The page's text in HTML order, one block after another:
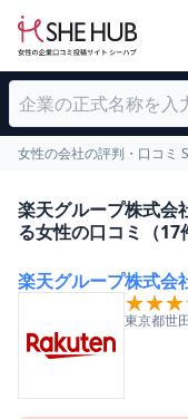
女性の会社の評判・口コミ
楽天グループ株式会
る女性の口コミ（17
楽天グループ株式会
東京都世